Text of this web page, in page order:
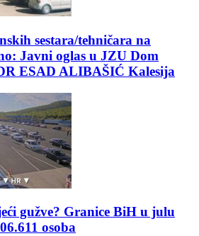
sestara/tehničara na
Javni oglas u JZU Dom
ESAD ALIBAŠIĆ Kalesija
gužve? Granice BiH u julu
osoba